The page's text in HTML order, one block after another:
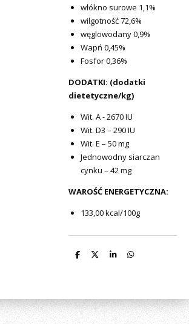
włókno surowe 1,1%
wilgotność 72,6%
węglowodany 0,9%
Wapń 0,45%
Fosfor 0,36%
DODATKI: (dodatki
dietetyczne/kg)
Wit. A - 2670 IU
Wit. D3 – 290 IU
Wit. E – 50 mg
Jednowodny siarczan
cynku – 42 mg
WAROŚĆ ENERGETYCZNA:
133,00 kcal/100g
D
D
S
D